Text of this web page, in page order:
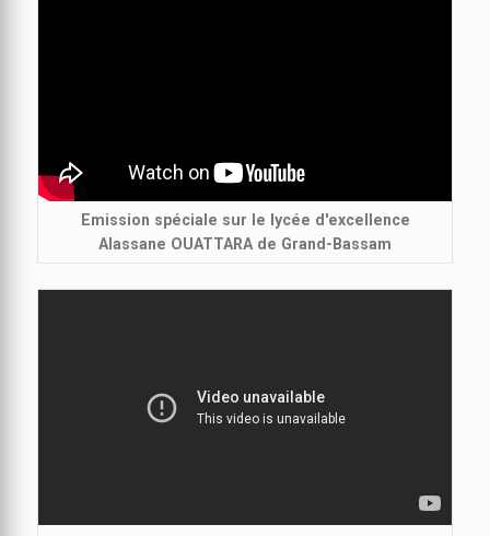
Emission spéciale sur le lycée d'excellence
Alassane OUATTARA de Grand-Bassam